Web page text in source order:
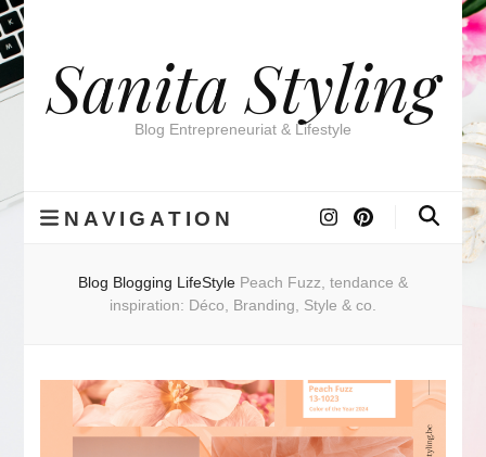
Sanita Styling
Blog Entrepreneuriat & Lifestyle
NAVIGATION
Blog Blogging LifeStyle Peach Fuzz, tendance &
inspiration: Déco, Branding, Style & co.